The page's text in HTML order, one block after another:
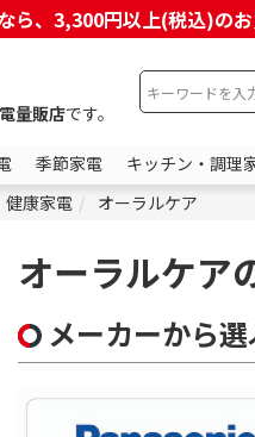
ら、3,300円以上(税込)の
量販店です。
季節家電 キッチン・調理
健康家電 オーラルケア
オーラルケア
メーカーから